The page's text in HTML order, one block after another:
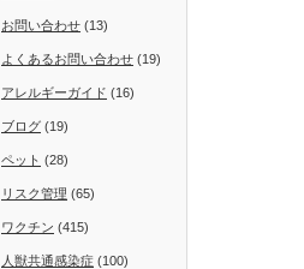
お問い合わせ (13)
よくあるお問い合わせ (19)
アレルギーガイド (16)
ブログ (19)
ペット (28)
リスク管理 (65)
ワクチン (415)
人獣共通感染症 (100)